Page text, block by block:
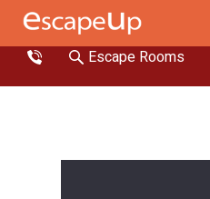
Escape Rooms